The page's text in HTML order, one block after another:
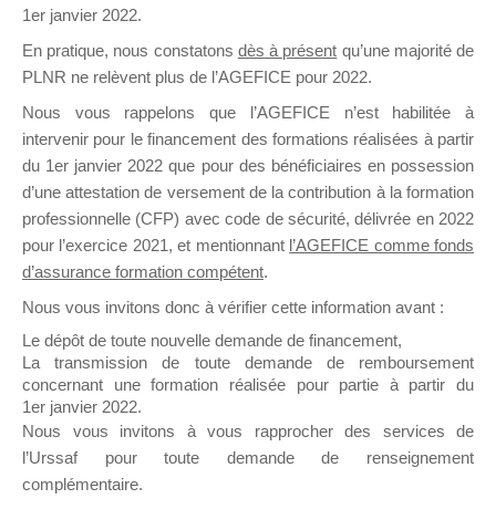
Ce groupe est destiné aux Organismes de
Formation qui souhaitent répondre à l’Appel à
Propositions Mallette du Dirigeant.
sur lequel il est possible de laisser un message
ou poser une question.
NB : Il est nécessaire d’êtreinscrit(e)pour
pouvoir rejoindre ce groupe
1er janvier 2022.
En pratique, nous constatons dès à présent qu’une majorité de
PLNR ne relèvent plus de l’AGEFICE pour 2022.
Nous vous rappelons que l’AGEFICE n’est habilitée à
intervenir pour le financement des formations réalisées à partir
du 1er janvier 2022 que pour des bénéficiaires en possession
d’une attestation de versement de la contribution à la formation
professionnelle (CFP) avec code de sécurité, délivrée en 2022
pour l’exercice 2021, et mentionnant l’AGEFICE comme fonds
d’assurance formation compétent.
Nous vous invitons donc à vérifier cette information avant :
Le dépôt de toute nouvelle demande de financement,
La transmission de toute demande de remboursement
concernant une formation réalisée pour partie à partir du
1er janvier 2022.
Nous vous invitons à vous rapprocher des services de
l’Urssaf pour toute demande de renseignement
complémentaire.